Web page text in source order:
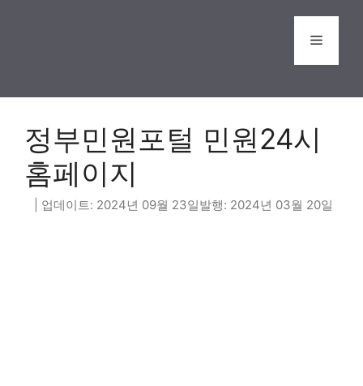
Menu
정부민원포털 민원24시
홈페이지
2024년 09월 23일 2024년 03월 20일